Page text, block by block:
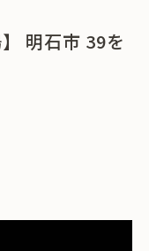
明石市 39を